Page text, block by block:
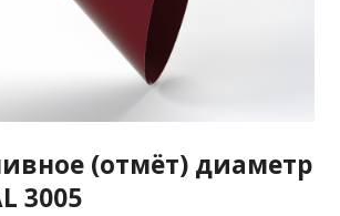
(отмёт) диаметр
3005